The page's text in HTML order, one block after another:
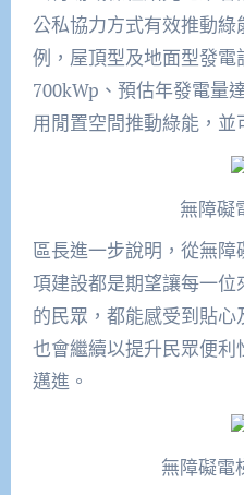
公私協力方式有效推動
例，屋頂型及地面型發
700kWp、預估年發電量
用閒置空間推動綠能，並
無障礙
區長進一步說明，從無
項建設都是期望讓每一
的民眾，都能感受到貼心
也會繼續以提升民眾便
邁進。
無障礙電